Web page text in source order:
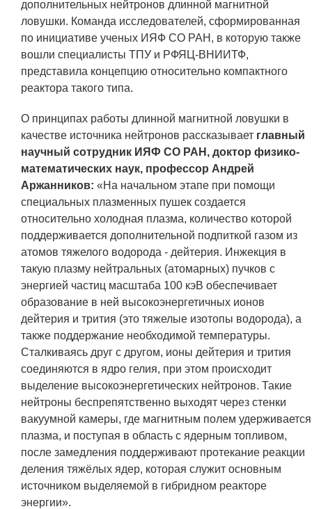
ОБРАЗОВАНИЕ/КАРЬЕРА
Будущим сотрудникам
СФТИ НИЯУ МИФИ
Спецкафедра УРФУ
Школа молодого специалиста
Новый Снежинск
Оформление анкетного материала РФЯЦ
- ВНИИТФ
Профессиональное обучение
Практика для студентов
дополнительных нейтронов длинной магнитной
ловушки. Команда исследователей, сформированная
по инициативе ученых ИЯФ СО РАН, в которую также
вошли специалисты ТПУ и РФЯЦ-ВНИИТФ,
представила концепцию относительно компактного
реактора такого типа.
О принципах работы длинной магнитной ловушки в
качестве источника нейтронов рассказывает главный
научный сотрудник ИЯФ СО РАН, доктор физико-
математических наук, профессор Андрей
Аржанников: «На начальном этапе при помощи
специальных плазменных пушек создается
относительно холодная плазма, количество которой
поддерживается дополнительной подпиткой газом из
атомов тяжелого водорода - дейтерия. Инжекция в
такую плазму нейтральных (атомарных) пучков с
энергией частиц масштаба 100 кэВ обеспечивает
образование в ней высокоэнергетичных ионов
дейтерия и трития (это тяжелые изотопы водорода), а
также поддержание необходимой температуры.
Сталкиваясь друг с другом, ионы дейтерия и трития
соединяются в ядро гелия, при этом происходит
выделение высокоэнергетических нейтронов. Такие
нейтроны беспрепятственно выходят через стенки
вакуумной камеры, где магнитным полем удерживается
плазма, и поступая в область с ядерным топливом,
после замедления поддерживают протекание реакции
деления тяжёлых ядер, которая служит основным
источником выделяемой в гибридном реакторе
энергии».